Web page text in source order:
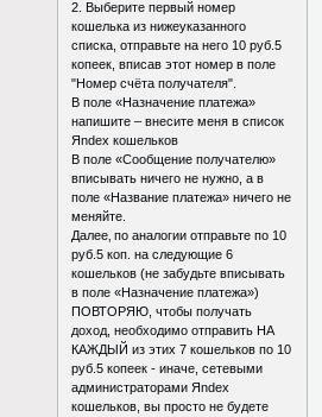
2. Выберите первый номер
кошелька из нижеуказанного
списка, отправьте на него 10 руб.5
копеек, вписав этот номер в поле
"Номер счёта получателя".
В поле «Назначение платежа»
напишите – внесите меня в список
Яndex кошельков
В поле «Сообщение получателю»
вписывать ничего не нужно, а в
поле «Название платежа» ничего не
меняйте.
Далее‚ по аналогии отправьте по 10
руб.5 коп. на следующие 6
кошельков (не забудьте вписывать
в поле «Назначение платежа»)
ПОВТОРЯЮ, чтобы получать
доход, необходимо отправить НА
КАЖДЫЙ из этих 7 кошельков по 10
руб.5 копеек - иначе, сетевыми
администраторами Яndex
кошельков, вы просто не будете